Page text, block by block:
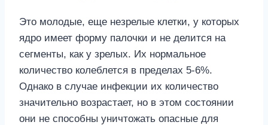
Это молодые, еще незрелые клетки, у которых
ядро имеет форму палочки и не делится на
сегменты, как у зрелых. Их нормальное
количество колеблется в пределах 5-6%.
Однако в случае инфекции их количество
значительно возрастает, но в этом состоянии
они не способны уничтожать опасные для